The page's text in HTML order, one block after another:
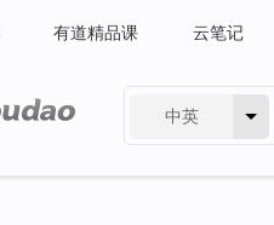
有道精品课 云笔记
中英